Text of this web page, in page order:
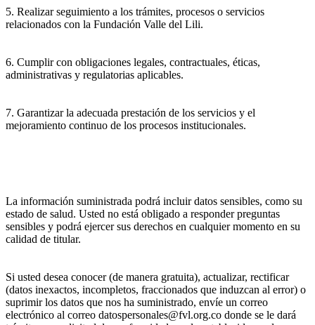
5. Realizar seguimiento a los trámites, procesos o servicios
relacionados con la Fundación Valle del Lili.
6. Cumplir con obligaciones legales, contractuales, éticas,
administrativas y regulatorias aplicables.
7. Garantizar la adecuada prestación de los servicios y el
mejoramiento continuo de los procesos institucionales.
La información suministrada podrá incluir datos sensibles, como su
estado de salud. Usted no está obligado a responder preguntas
sensibles y podrá ejercer sus derechos en cualquier momento en su
calidad de titular.
Si usted desea conocer (de manera gratuita), actualizar, rectificar
(datos inexactos, incompletos, fraccionados que induzcan al error) o
suprimir los datos que nos ha suministrado, envíe un correo
electrónico al correo datospersonales@fvl.org.co donde se le dará